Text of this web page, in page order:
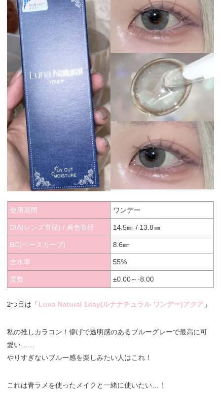
使用期間 ワンデー
DIA(レンズ直径) / 着色直径 14.5㎜ / 13.8㎜
BC(ベースカーブ) 8.6㎜
含水率 55%
度数 ±0.00～-8.00
2つ目は「Luna Natural 1day(ルナナチュラル ワンデー)アクア 」
私の推しカラコン！儚げで透明感のあるブルーグレーで最高に可
愛い……
やりすぎないブルー感を楽しみたい人はこれ！
これは青ラメを使ったメイクと一緒に使いたい…！